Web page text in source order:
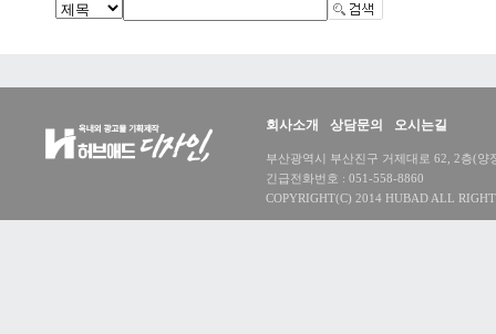
회사소개 상담문의 오시는길
부산광역시 부산진구 거제대로 62, 2층(양
긴급전화번호 : 051-558-8860
COPYRIGHT(C) 2014 HUBAD ALL